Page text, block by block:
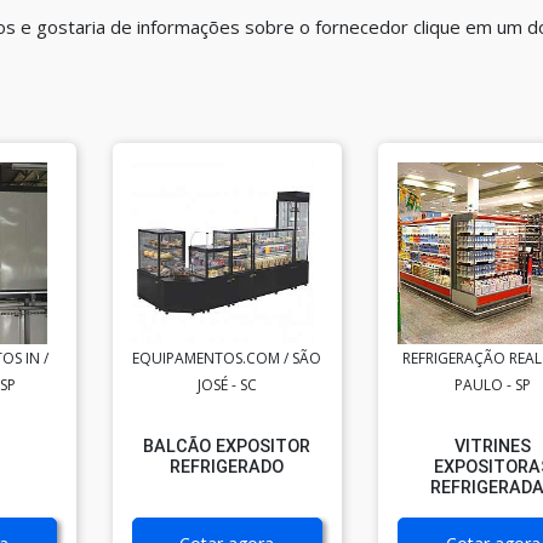
e gostaria de informações sobre o fornecedor clique em um
IN /
EQUIPAMENTOS.COM / SÃO
JOSÉ - SC
BALCÃO EXPOSITOR
REFRIGERADO
REFRIGERAÇÃO
PAULO - SP
VITRINES